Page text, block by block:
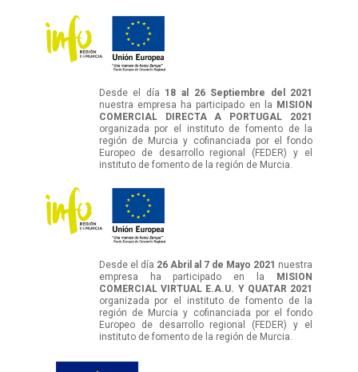
Desde el día 18 al 26 Septiembre del 2021
nuestra empresa ha participado en la MISION
COMERCIAL DIRECTA A PORTUGAL 2021
organizada por el instituto de fomento de la
región de Murcia y cofinanciada por el fondo
Europeo de desarrollo regional (FEDER) y el
instituto de fomento de la región de Murcia.
Desde el día 26 Abril al 7 de Mayo 2021 nuestra
empresa ha participado en la
MISION
COMERCIAL VIRTUAL E.A.U. Y QUATAR 2021
organizada por el instituto de fomento de la
región de Murcia y cofinanciada por el fondo
Europeo de desarrollo regional (FEDER) y el
instituto de fomento de la región de Murcia.